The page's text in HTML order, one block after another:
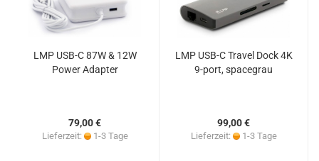
LMP USB-C 87W & 12W
Power Adapter
79,00 €
Lieferzeit: 1-3 Tage
LMP USB-C Travel Dock 4K
9-port, spacegrau
99,00 €
Lieferzeit: 1-3 Tage